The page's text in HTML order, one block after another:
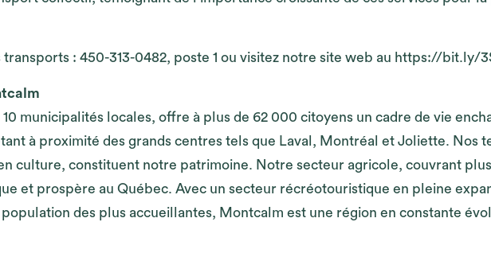
transports : 450-313-0482, poste 1 ou visitez notre site web au https://bit.ly/
municipalités locales, offre à plus de 62 000 citoyens un cadre de vie
à proximité des grands centres tels que Laval, Montréal et Joliette. Nos
culture, constituent notre patrimoine. Notre secteur agricole, couvrant plus
et prospère au Québec. Avec un secteur récréotouristique en pleine
des plus accueillantes, Montcalm est une région en constante